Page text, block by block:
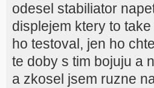
odesel stabiliator
displejem ktery to
ho testoval, jen ho
te doby s tim bojuju a
a zkosel jsem ruzne